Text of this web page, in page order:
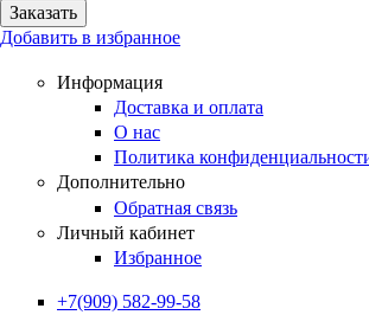
Добавить в избранное
Информация
Доставка и оплата
О нас
Политика
Дополнительно
Обратная связь
Личный кабинет
Избранное
+7(909) 582-99-58